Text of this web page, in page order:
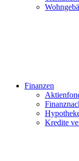
Finanzen
Kredite